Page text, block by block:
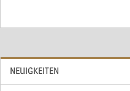
NEUIGKEITEN